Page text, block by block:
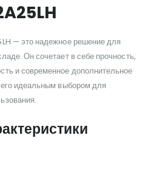
— это надежное решение для
Он сочетает в себе прочность,
и современное дополнительное
идеальным выбором для